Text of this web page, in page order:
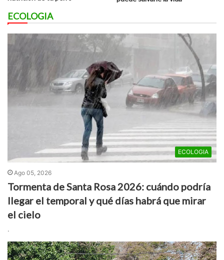
ECOLOGIA
ECOLOGIA
Ago 05, 2026
Tormenta de Santa Rosa 2026: cuándo podría
llegar el temporal y qué días habrá que mirar
el cielo
.